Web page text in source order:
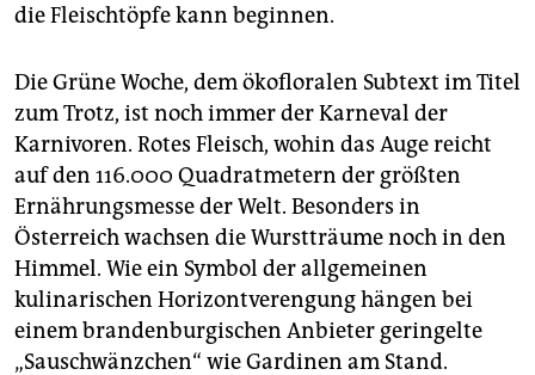
die Fleischtöpfe kann beginnen.
Die Grüne Woche, dem ökofloralen Subtext im Titel
zum Trotz, ist noch immer der Karneval der
Karnivoren. Rotes Fleisch, wohin das Auge reicht
auf den 116.000 Quadratmetern der größten
Ernährungsmesse der Welt. Besonders in
Österreich wachsen die Wurstträume noch in den
Himmel. Wie ein Symbol der allgemeinen
kulinarischen Horizontverengung hängen bei
einem brandenburgischen Anbieter geringelte
„Sauschwänzchen“ wie Gardinen am Stand.